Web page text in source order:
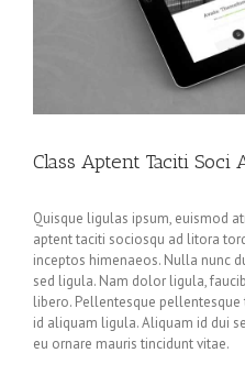
Class Aptent Taciti Soci
Quisque ligulas ipsum, euismod
aptent taciti sociosqu ad litora
inceptos himenaeos. Nulla nunc
sed ligula. Nam dolor ligula,
libero. Pellentesque
id aliquam ligula. Aliquam id dui
eu ornare mauris tincidunt vitae.